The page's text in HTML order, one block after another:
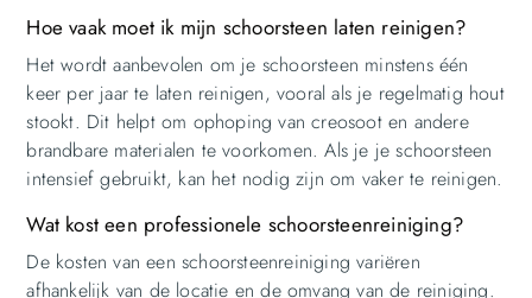
Hoe vaak moet ik mijn schoorsteen laten reinigen?
Het wordt aanbevolen om je schoorsteen minstens één
keer per jaar te laten reinigen, vooral als je regelmatig hout
stookt. Dit helpt om ophoping van creosoot en andere
brandbare materialen te voorkomen. Als je je schoorsteen
intensief gebruikt, kan het nodig zijn om vaker te reinigen.
Wat kost een professionele schoorsteenreiniging?
De kosten van een schoorsteenreiniging variëren
afhankelijk van de locatie en de omvang van de reiniging.